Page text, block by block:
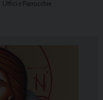
Uffici e Parrocchie